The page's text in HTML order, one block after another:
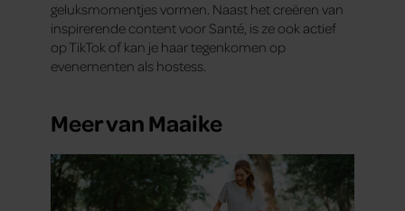
geluksmomentjes vormen. Naast het creëren van
inspirerende content voor Santé, is ze ook actief
op TikTok of kan je haar tegenkomen op
evenementen als hostess.
Meer van Maaike